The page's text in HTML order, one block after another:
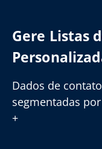
Gere Listas
Dados de
segmentadas
+